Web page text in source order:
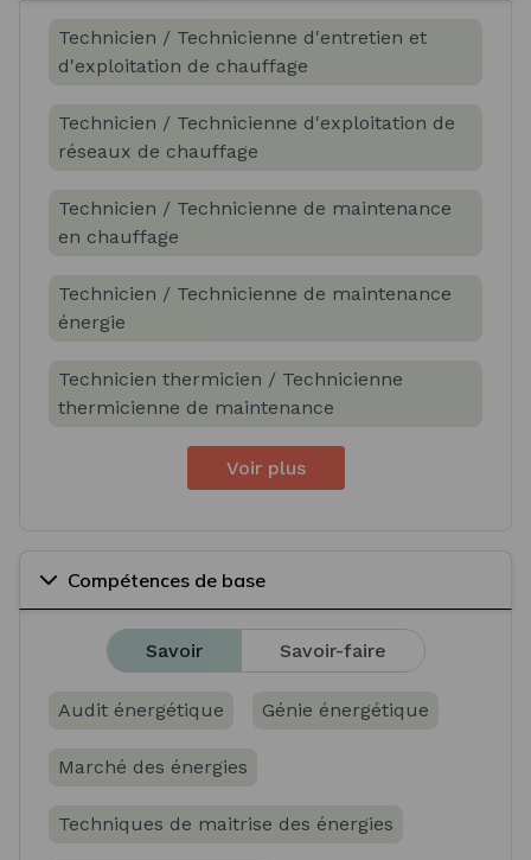
Technicien / Technicienne d'entretien et
d'exploitation de chauffage
Technicien / Technicienne d'exploitation de
réseaux de chauffage
Technicien / Technicienne de maintenance
en chauffage
Technicien / Technicienne de maintenance
énergie
Technicien thermicien / Technicienne
thermicienne de maintenance
Voir plus
Compétences de base
Savoir Savoir-faire
Audit énergétique Génie énergétique
Marché des énergies
Techniques de maitrise des énergies